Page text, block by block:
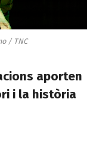
/ TNC
aporten
i la història